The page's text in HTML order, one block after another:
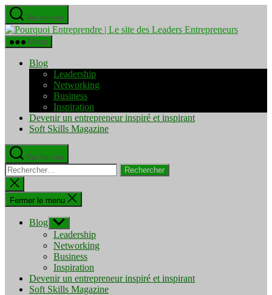
Aller
au
contenu
Recherche
Pourquoi
Menu
Blog
Leadership
Networking
Business
Inspiration
Devenir un entrepreneur inspiré et inspirant
Soft Skills Magazine
Recherche
Rechercher :
Fermer
la
recherche
Fermer le menu
Blog Afficher
le
sous-
menu
Leadership
Networking
Business
Inspiration
Devenir un entrepreneur inspiré et inspirant
Soft Skills Magazine